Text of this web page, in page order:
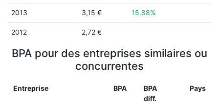
2013 3,15 € 15.88%
2012 2,72 €
BPA pour des entreprises similaires ou
concurrentes
Entreprise BPA
BPA
diff.
Pays